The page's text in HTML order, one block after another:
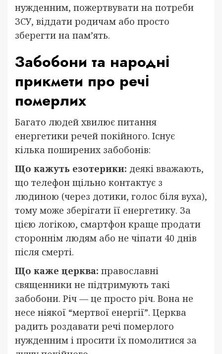
нужденним, пожертвувати на потреби
ЗСУ, віддати родичам або просто
зберегти на пам’ять.
Забобони та народні
прикмети про речі
померлих
Багато людей хвилює питання
енергетики речей покійного. Існує
кілька поширених забобонів:
Що кажуть езотерики: деякі вважають,
що телефон щільно контактує з
людиною (через дотики, голос біля вуха),
тому може зберігати її енергетику. За
цією логікою, смартфон краще продати
стороннім людям або не чіпати 40 днів
після смерті.
Що каже церква: православні
священники не підтримують такі
забобони. Річ — це просто річ. Вона не
несе ніякої “мертвої енергії”. Церква
радить роздавати речі померлого
нужденним і просити їх помолитися за